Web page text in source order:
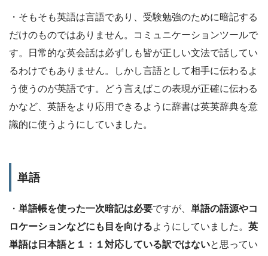
・そもそも英語は言語であり、受験勉強のために暗記する
だけのものではありません。コミュニケーションツールで
す。日常的な英会話は必ずしも皆が正しい文法で話してい
るわけでもありません。しかし言語として相手に伝わるよ
う使うのが英語です。どう言えばこの表現が正確に伝わる
かなど、英語をより応用できるように辞書は英英辞典を意
識的に使うようにしていました。
単語
・ 単語帳を使った一次暗記は必要ですが、 単語の語源やコ
ロケーションなどにも目を向けるようにしていました。 英
単語は日本語と１：１対応している訳ではないと思ってい